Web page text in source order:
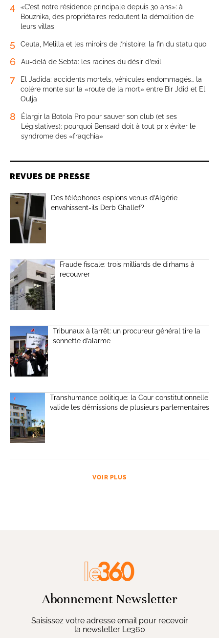
4
«C’est notre résidence principale depuis 30 ans»: à
Bouznika, des propriétaires redoutent la démolition de
leurs villas
5 Ceuta, Melilla et les miroirs de l’histoire: la fin du statu quo
6 Au-delà de Sebta: les racines du désir d’exil
7
El Jadida: accidents mortels, véhicules endommagés… la
colère monte sur la «route de la mort» entre Bir Jdid et El
Oulja
8
Élargir la Botola Pro pour sauver son club (et ses
Législatives): pourquoi Bensaïd doit à tout prix éviter le
syndrome des «fraqchia»
REVUES DE PRESSE
Des téléphones espions venus d’Algérie
envahissent-ils Derb Ghallef?
Fraude fiscale: trois milliards de dirhams à
recouvrer
Tribunaux à l’arrêt: un procureur général tire la
sonnette d’alarme
Transhumance politique: la Cour constitutionnelle
valide les démissions de plusieurs parlementaires
VOIR PLUS
Abonnement Newsletter
Saisissez votre adresse email pour recevoir
la newsletter Le360